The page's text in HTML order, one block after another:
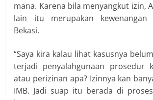
mana. Karena bila menyangkut izin,
lain itu merupakan kewenangan
Bekasi.
“Saya kira kalau lihat kasusnya
terjadi penyalahgunaan prosedur
atau perizinan apa? Izinnya kan
IMB. Jadi suap itu berada di